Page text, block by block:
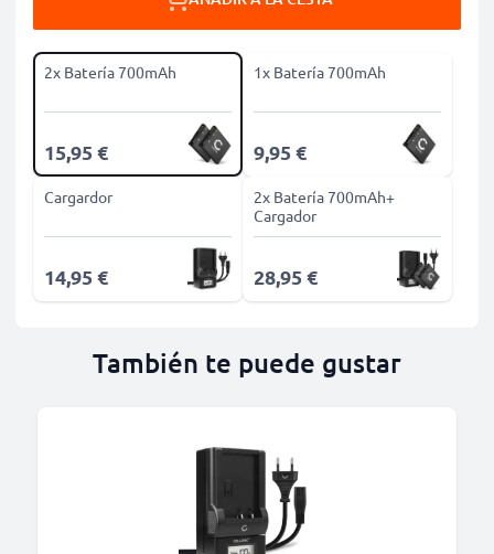
2x Batería 700mAh
15,95 €
1x Batería 700mAh
9,95 €
Cargardor
14,95 €
2x Batería 700mAh+
Cargador
28,95 €
También te puede gustar